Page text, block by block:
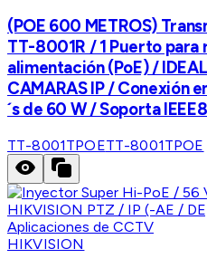
(POE 600 METROS)
TT-8001R / 1 Puerto
alimentación (PoE) /
CAMARAS IP / Conexión
´s de 60 W / Soporta
TT-8001TPOETT-8001TPOE
HIKVISION